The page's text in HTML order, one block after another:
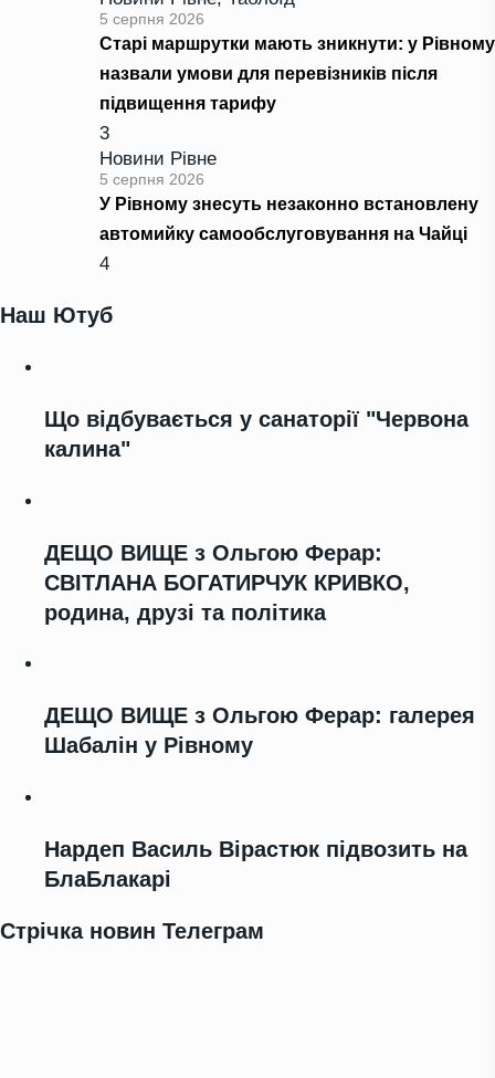
5 серпня 2026
Старі маршрутки мають зникнути: у Рівному
назвали умови для перевізників після
підвищення тарифу
3
Новини Рівне
5 серпня 2026
У Рівному знесуть незаконно встановлену
автомийку самообслуговування на Чайці
4
Наш Ютуб
Що відбувається у санаторії "Червона
калина"
ДЕЩО ВИЩЕ з Ольгою Ферар:
СВІТЛАНА БОГАТИРЧУК КРИВКО,
родина, друзі та політика
ДЕЩО ВИЩЕ з Ольгою Ферар: галерея
Шабалін у Рівному
Нардеп Василь Вірастюк підвозить на
БлаБлакарі
Стрічка новин Телеграм